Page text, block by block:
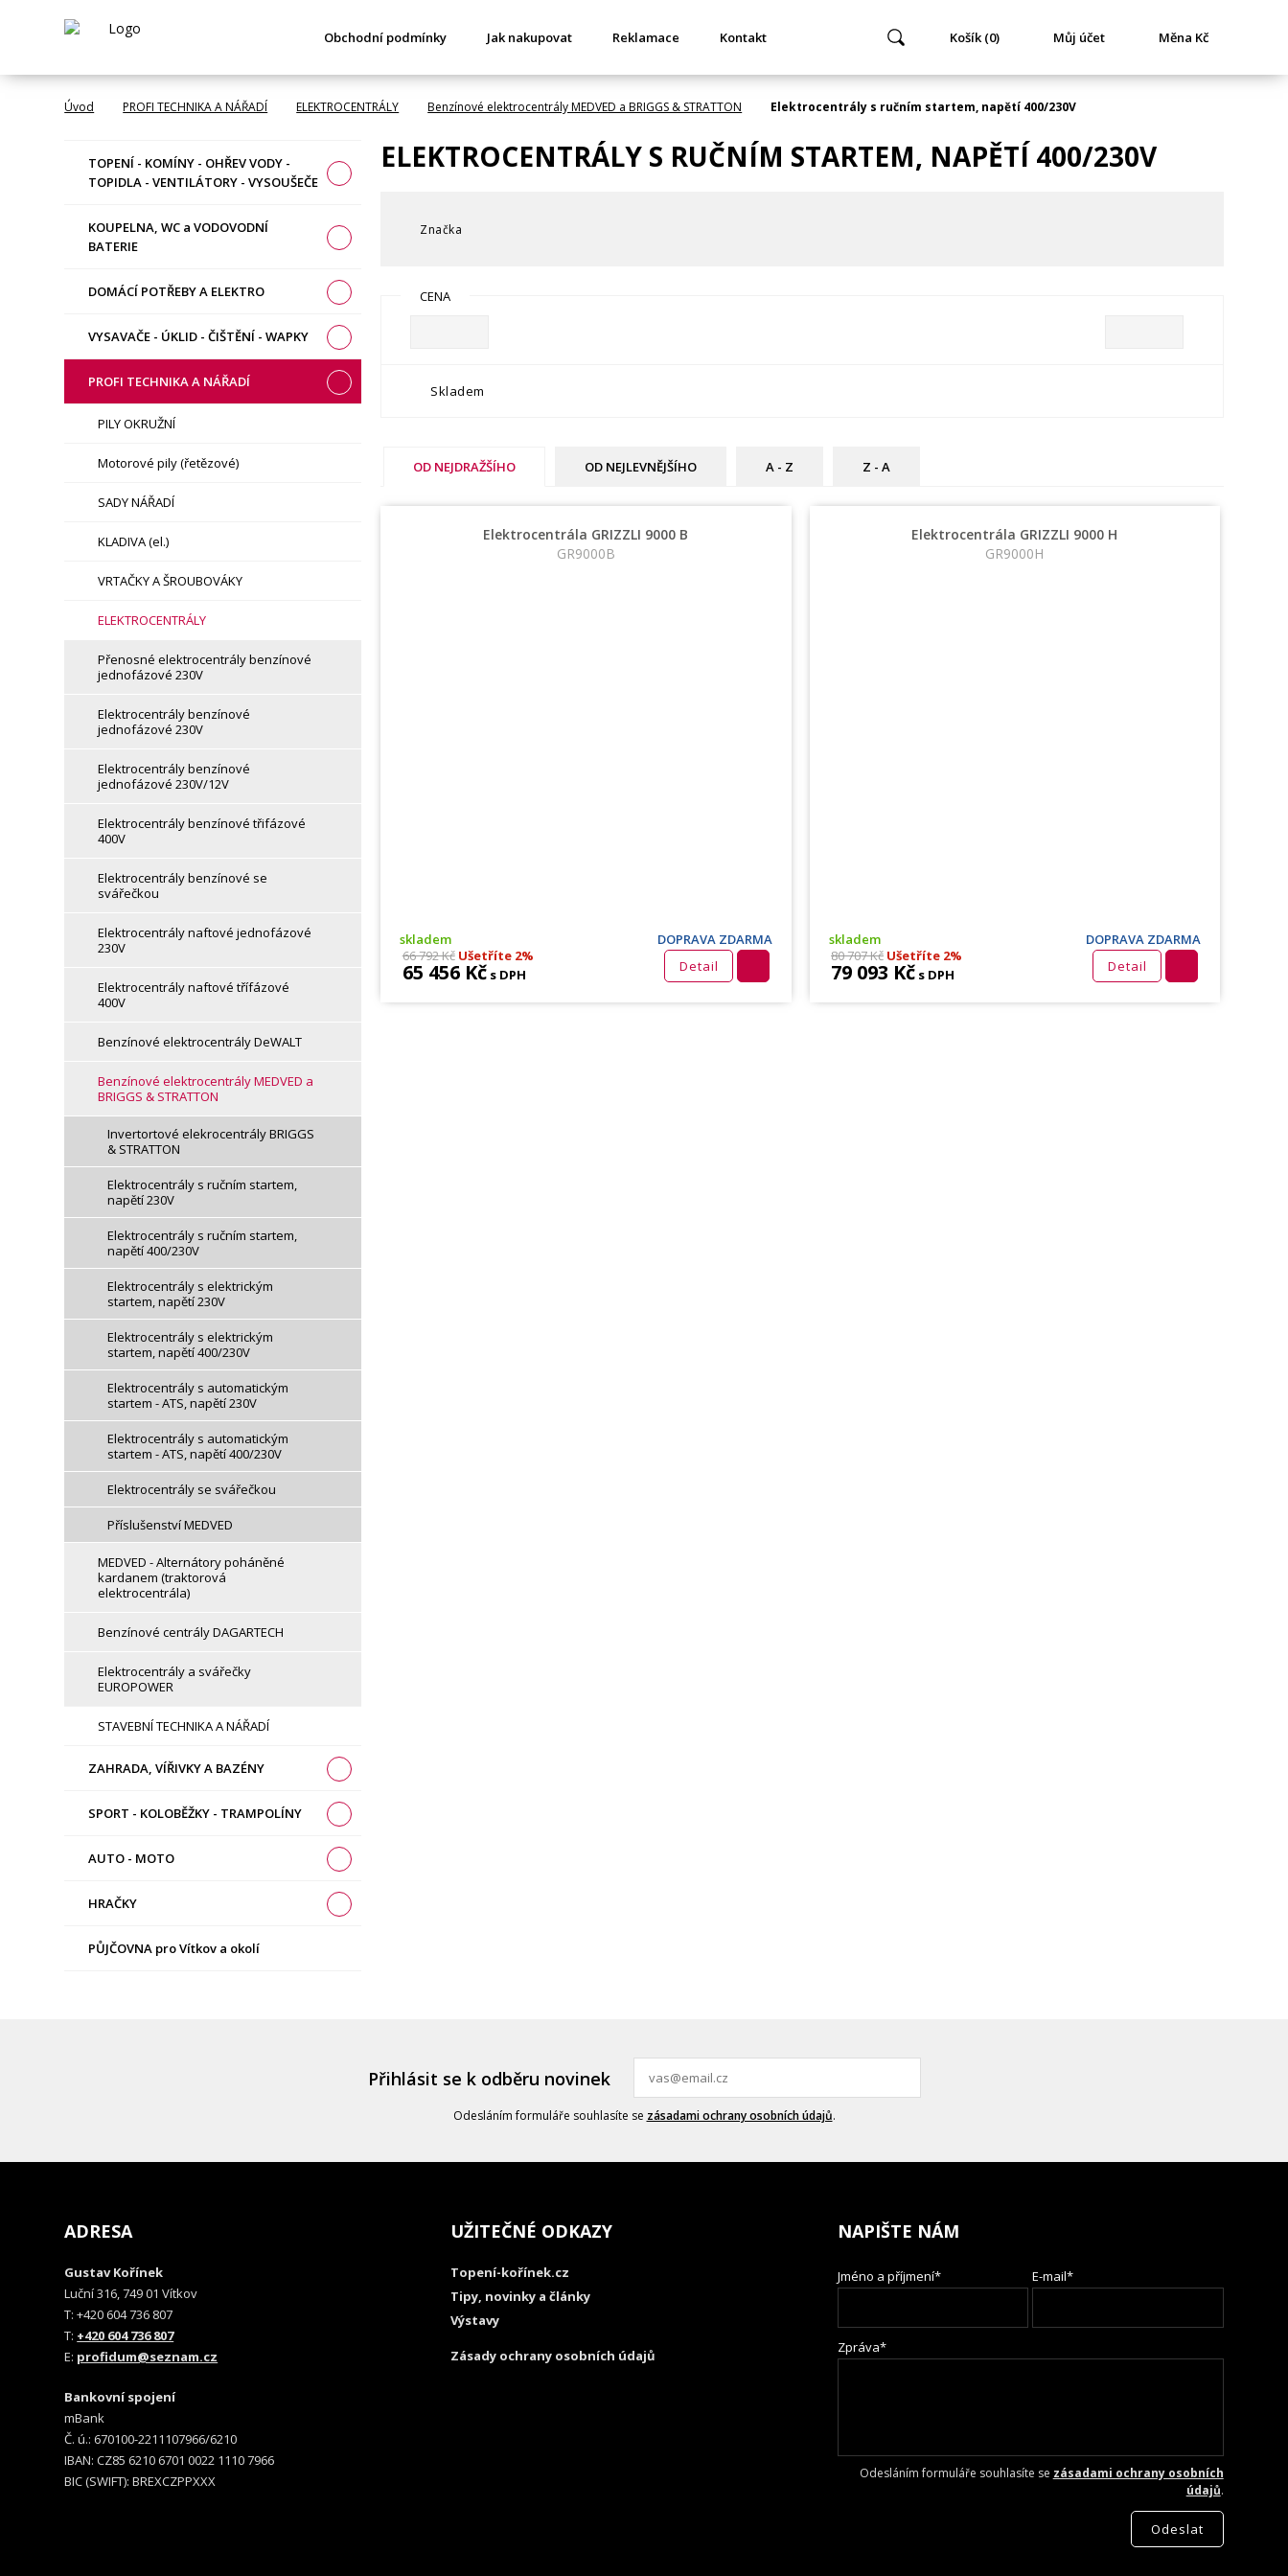
Obchodní podmínky Jak nakupovat Reklamace Kontakt Košík (0) Můj účet Měna Kč
Úvod PROFI TECHNIKA A NÁŘADÍ ELEKTROCENTRÁLY Benzínové elektrocentrály MEDVED a BRIGGS & STRATTON Elektrocentrály s ručním startem, napětí 400/230V
TOPENÍ - KOMÍNY - OHŘEV VODY -
TOPIDLA - VENTILÁTORY - VYSOUŠEČE
KOUPELNA, WC a VODOVODNÍ
BATERIE
DOMÁCÍ POTŘEBY A ELEKTRO
VYSAVAČE - ÚKLID - ČIŠTĚNÍ - WAPKY
PROFI TECHNIKA A NÁŘADÍ
PILY OKRUŽNÍ
Motorové pily (řetězové)
SADY NÁŘADÍ
KLADIVA (el.)
VRTAČKY A ŠROUBOVÁKY
ELEKTROCENTRÁLY
Přenosné elektrocentrály benzínové
jednofázové 230V
Elektrocentrály benzínové
jednofázové 230V
Elektrocentrály benzínové
jednofázové 230V/12V
Elektrocentrály benzínové třifázové
400V
Elektrocentrály benzínové se
svářečkou
Elektrocentrály naftové jednofázové
230V
Elektrocentrály naftové třífázové
400V
Benzínové elektrocentrály DeWALT
Benzínové elektrocentrály MEDVED a
BRIGGS & STRATTON
Invertortové elekrocentrály BRIGGS
& STRATTON
Elektrocentrály s ručním startem,
napětí 230V
Elektrocentrály s ručním startem,
napětí 400/230V
Elektrocentrály s elektrickým
startem, napětí 230V
Elektrocentrály s elektrickým
startem, napětí 400/230V
Elektrocentrály s automatickým
startem - ATS, napětí 230V
Elektrocentrály s automatickým
startem - ATS, napětí 400/230V
Elektrocentrály se svářečkou
Příslušenství MEDVED
MEDVED - Alternátory poháněné
kardanem (traktorová
elektrocentrála)
Benzínové centrály DAGARTECH
Elektrocentrály a svářečky
EUROPOWER
STAVEBNÍ TECHNIKA A NÁŘADÍ
ZAHRADA, VÍŘIVKY A BAZÉNY
SPORT - KOLOBĚŽKY - TRAMPOLÍNY
AUTO - MOTO
HRAČKY
PŮJČOVNA pro Vítkov a okolí
ELEKTROCENTRÁLY S RUČNÍM STARTEM, NAPĚTÍ 400/230V
Značka
CENA
Skladem
OD NEJDRAŽŠÍHO OD NEJLEVNĚJŠÍHO A - Z Z - A
Elektrocentrála GRIZZLI 9000 B
GR9000B
skladem
DOPRAVA ZDARMA
66 792 KčUšetříte 2%
65 456 Kčs DPH Detail
Elektrocentrála GRIZZLI 9000 H
GR9000H
skladem
DOPRAVA ZDARMA
80 707 Kč Ušetříte 2%
79 093 Kč s DPH Detail
Přihlásit se k odběru novinek
Odesláním formuláře souhlasíte se zásadami ochrany osobních údajů.
ADRESA
Gustav Kořínek
Luční 316, 749 01 Vítkov
T: +420 604 736 807
T: +420 604 736 807
E: profidum@seznam.cz
Bankovní spojení
mBank
Č. ú.: 670100-2211107966/6210
IBAN: CZ85 6210 6701 0022 1110 7966
BIC (SWIFT): BREXCZPPXXX
UŽITEČNÉ ODKAZY
Topení-kořínek.cz
Tipy, novinky a články
Výstavy
Zásady ochrany osobních údajů
NAPIŠTE NÁM
Jméno a příjmení* E-mail*
Zpráva*
Odesláním formuláře souhlasíte se zásadami ochrany osobních
údajů.
Odeslat